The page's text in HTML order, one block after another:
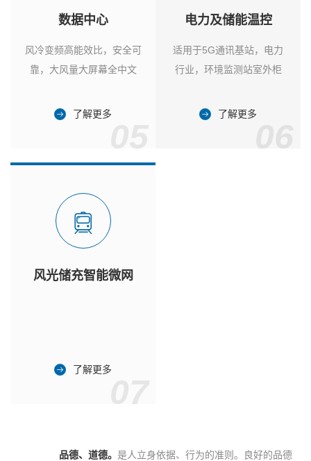
数据中心
风冷变频高能效比，安全可
靠，大风量大屏幕全中文
了解更多
电力及储能温控
适用于5G通讯基站，电力
行业，环境监测站室外柜
了解更多
风光储充智能微网
了解更多
品德、道德。 是人立身依据、行为的准则。良好的品德